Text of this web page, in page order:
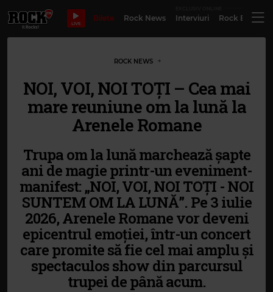
LIVE
Bilete Rock News Interviuri Rock
ROCK NEWS
NOI, VOI, NOI TOȚI – Cea mai
mare reuniune om la lună la
Arenele Romane
Trupa om la lună marchează șapte
ani de magie printr-un eveniment-
manifest: „NOI, VOI, NOI TOȚI - NOI
SUNTEM OM LA LUNĂ”. Pe 3 iulie
2026, Arenele Romane vor deveni
epicentrul emoției, într-un concert
care promite să fie cel mai amplu și
spectaculos show din parcursul
trupei de până acum.